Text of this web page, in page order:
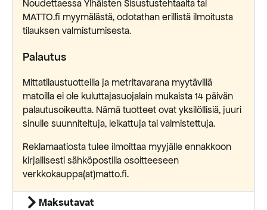
Noudettaessa Ylhäisten Sisustustehtaalta tai
MATTO.fi myymälästä, odotathan erillistä ilmoitusta
tilauksen valmistumisesta.
Palautus
Mittatilaustuotteilla ja metritavarana myytävillä
matoilla ei ole kuluttajasuojalain mukaista 14 päivän
palautusoikeutta. Nämä tuotteet ovat yksilöllisiä, juuri
sinulle suunniteltuja, leikattuja tai valmistettuja.
Reklamaatiosta tulee ilmoittaa myyjälle ennakkoon
kirjallisesti sähköpostilla osoitteeseen
verkkokauppa(at)matto.fi.
Maksutavat